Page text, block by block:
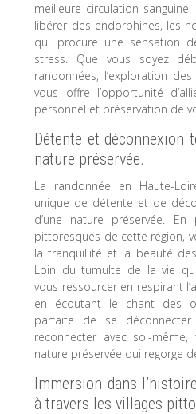
meilleure circulation
libérer des endorphines, les
qui procure une sensation
stress. Que vous soyez
randonnées, l’exploration
vous offre l’opportunité
personnel et préservation de
Détente et déconnexion
nature préservée.
La randonnée en Haute-
unique de détente et de
d’une nature préservée.
pittoresques de cette région,
la tranquillité et la beauté
Loin du tumulte de la vie
vous ressourcer en respirant
en écoutant le chant des
parfaite de se
reconnecter avec soi-
nature préservée qui regorge
Immersion dans
à travers les villages